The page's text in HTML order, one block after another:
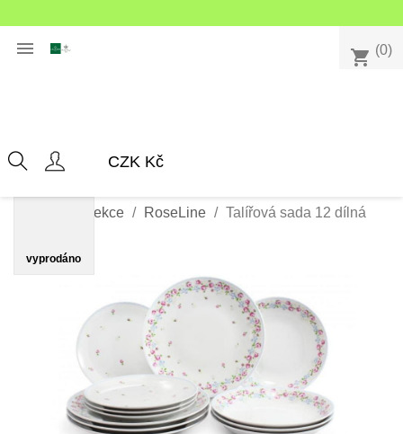
 shopping_cart (0)
Kolekce RoseLine
Talířová sada 12 dílná
vyprodáno